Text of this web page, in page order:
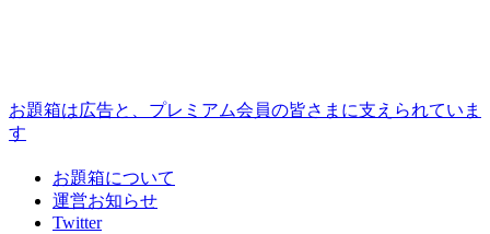
お題箱は広告と、プレミアム会員の皆さまに支えられていま
す
お題箱について
運営お知らせ
Twitter